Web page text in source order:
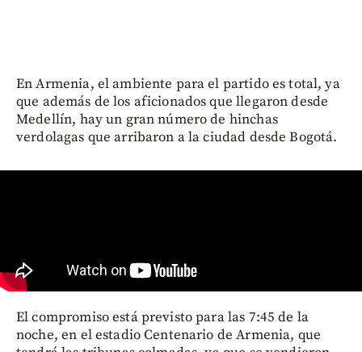
En Armenia, el ambiente para el partido es total, ya
que además de los aficionados que llegaron desde
Medellín, hay un gran número de hinchas
verdolagas que arribaron a la ciudad desde Bogotá.
El compromiso está previsto para las 7:45 de la
noche, en el estadio Centenario de Armenia, que